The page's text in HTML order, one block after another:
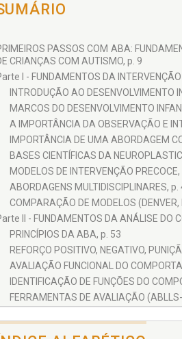
PASSOS COM ABA:
CRIANÇAS COM AUTISMO, p. 9
I - FUNDAMENTOS DA INTERVENÇÃO
INTRODUÇÃO AO DESENVOLVIMENTO
MARCOS DO DESENVOLVIMENTO
A IMPORTÂNCIA DA OBSERVAÇÃO E
IMPORTÂNCIA DE UMA ABORDAGEM
BASES CIENTÍFICAS DA
MODELOS DE INTERVENÇÃO
ABORDAGENS MULTIDISCIPLINARES, p.
COMPARAÇÃO DE MODELOS
II - FUNDAMENTOS DA ANÁLISE DO
PRINCÍPIOS DA ABA, p. 53
REFORÇO POSITIVO, NEGATIVO,
AVALIAÇÃO FUNCIONAL DO
IDENTIFICAÇÃO DE FUNÇÕES DO
FERRAMENTAS DE AVALIAÇÃO